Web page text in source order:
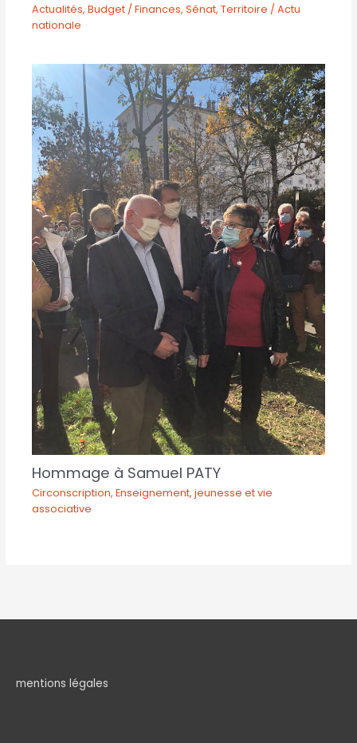
Actualités,Budget / Finances,Sénat,Territoire / Actu
nationale
Hommage à Samuel PATY
Circonscription,Enseignement, jeunesse et vie
associative
mentions légales